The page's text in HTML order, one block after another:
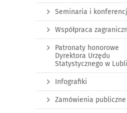
Seminaria i
Współpraca
Patronaty honorowe
Dyrektora Urzędu
Statystycznego w
Infografiki
Zamówienia publiczne